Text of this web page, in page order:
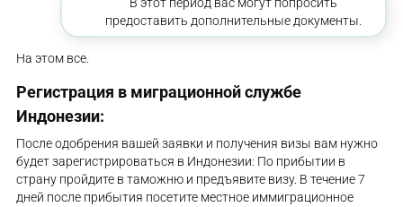
предоставить дополнительные документы.
На этом все.
Регистрация в миграционной службе
Индонезии:
После одобрения вашей заявки и получения визы вам нужно
будет зарегистрироваться в Индонезии: По прибытии в
страну пройдите в таможню и предъявите визу. В течение 7
дней после прибытия посетите местное иммиграционное